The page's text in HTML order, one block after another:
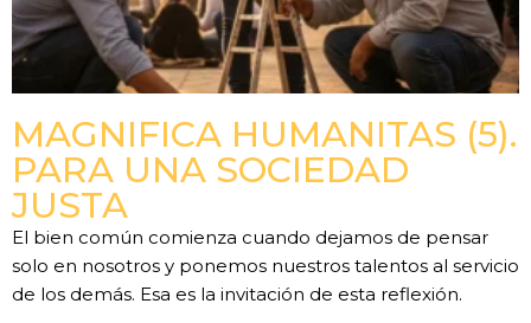
MAGNIFICA HUMANITAS (5).
PARA UNA SOCIEDAD
JUSTA
El bien común comienza cuando dejamos de pensar
solo en nosotros y ponemos nuestros talentos al servicio
de los demás. Esa es la invitación de esta reflexión.